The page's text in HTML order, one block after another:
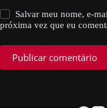
Salvar meu nome, e-
próxima vez que eu
Publicar comentário